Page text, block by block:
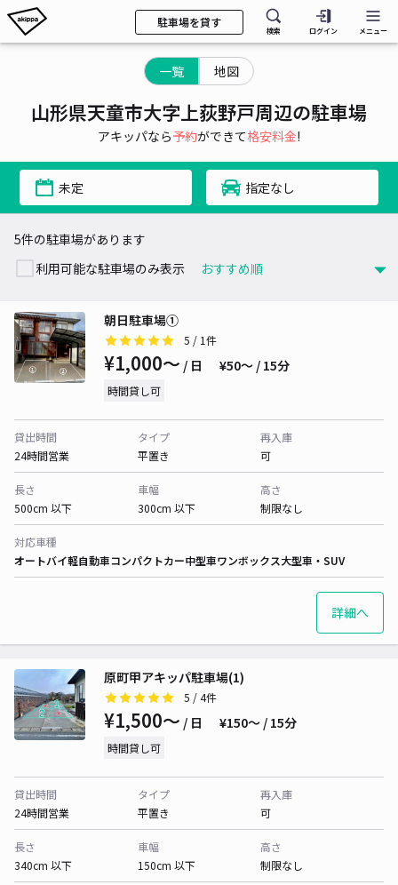
駐車場を貸す
検索 ログイン メニュー
一覧 地図
山形県天童市大字上荻野戸周辺の駐車場
アキッパなら予約ができて格安料金!
未定 指定なし
5件の駐車場があります
利用可能な駐車場のみ表示
朝日駐車場①
5 / 1件
¥1,000〜 / 日 ¥50〜 / 15分
時間貸し可
貸出時間
24時間営業
タイプ
平置き
再入庫
可
長さ
500cm 以下
車幅
300cm 以下
高さ
制限なし
対応車種
オートバイ軽自動車コンパクトカー中型車ワンボックス大型車・SUV
詳細へ
原町甲アキッパ駐車場(1)
5 / 4件
¥1,500〜 / 日 ¥150〜 / 15分
時間貸し可
貸出時間
24時間営業
タイプ
平置き
再入庫
可
長さ
340cm 以下
車幅
150cm 以下
高さ
制限なし